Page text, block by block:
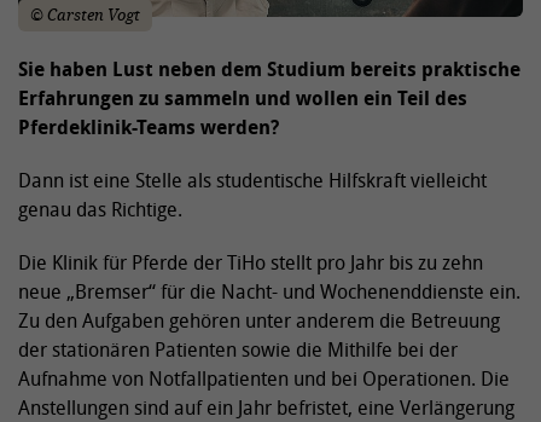
© Carsten Vogt
Sie haben Lust neben dem Studium bereits praktische
Erfahrungen zu sammeln und wollen ein Teil des
Pferdeklinik-Teams werden?
Dann ist eine Stelle als studentische Hilfskraft vielleicht
genau das Richtige.
Die Klinik für Pferde der TiHo stellt pro Jahr bis zu zehn
neue „Bremser“ für die Nacht- und Wochenenddienste ein.
Zu den Aufgaben gehören unter anderem die Betreuung
der stationären Patienten sowie die Mithilfe bei der
Aufnahme von Notfallpatienten und bei Operationen. Die
Anstellungen sind auf ein Jahr befristet, eine Verlängerung